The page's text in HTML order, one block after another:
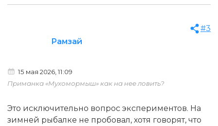
Рамзай
#3
15 мая 2026, 11:09
Приманка «Мухомормыш» как на нее ловить?
Это исключительно вопрос экспериментов. На
зимней рыбалке не пробовал, хотя говорят, что